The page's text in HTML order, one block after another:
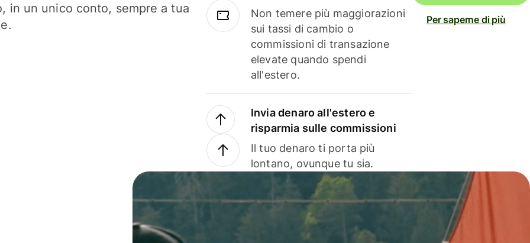
in un unico conto, sempre a tua
Non temere più maggiorazioni
sui tassi di cambio o
commissioni di transazione
elevate quando spendi
all'estero.
Invia denaro all'estero e
risparmia sulle commissioni
Il tuo denaro ti porta più
lontano, ovunque tu sia.
Per saperne di più